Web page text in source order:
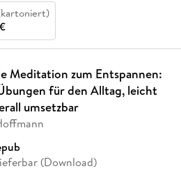
Meditation zum Entspannen:
für den Alltag, leicht
umsetzbar
(Download)